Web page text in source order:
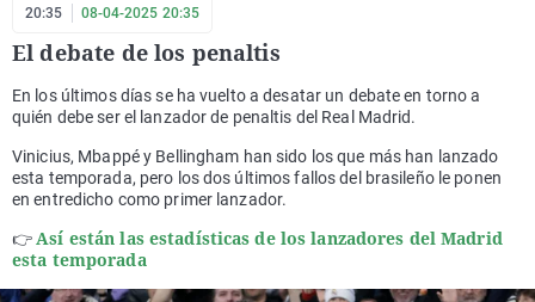
20:35 08-04-2025 20:35
El debate de los penaltis
En los últimos días se ha vuelto a desatar un debate en torno a
quién debe ser el lanzador de penaltis del Real Madrid.
Vinicius, Mbappé y Bellingham han sido los que más han lanzado
esta temporada, pero los dos últimos fallos del brasileño le ponen
en entredicho como primer lanzador.
👉Así están las estadísticas de los lanzadores del Madrid
esta temporada